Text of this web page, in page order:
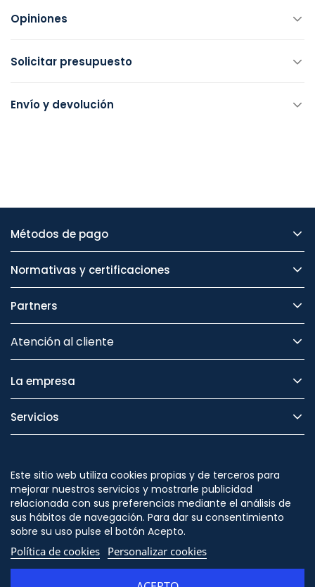
Opiniones
Solicitar presupuesto
Envío y devolución
Métodos de pago
Normativas y certificaciones
Partners
Atención al cliente
La empresa
Servicios
Seguridad
Este sitio web utiliza cookies propias y de terceros para
mejorar nuestros servicios y mostrarle publicidad
relacionada con sus preferencias mediante el análisis de
sus hábitos de navegación. Para dar su consentimiento
sobre su uso pulse el botón Acepto.
Política de cookies Personalizar cookies
Síguenos en